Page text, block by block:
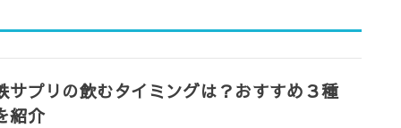
サプリの飲むタイミングは？おすすめ３種
紹介